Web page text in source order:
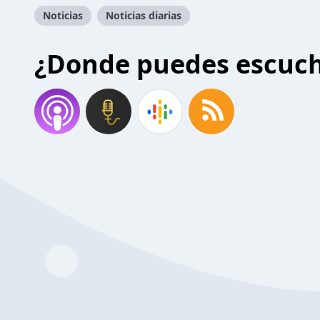
Noticias Noticias diarias
¿Donde puedes